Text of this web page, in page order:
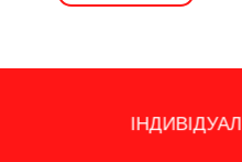
100%
ШВИДКА
14 - ДЕННЕ
ПОДАРУНКИ,